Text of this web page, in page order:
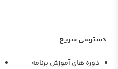
دسترسی سریع
دوره های آموزش برنامه